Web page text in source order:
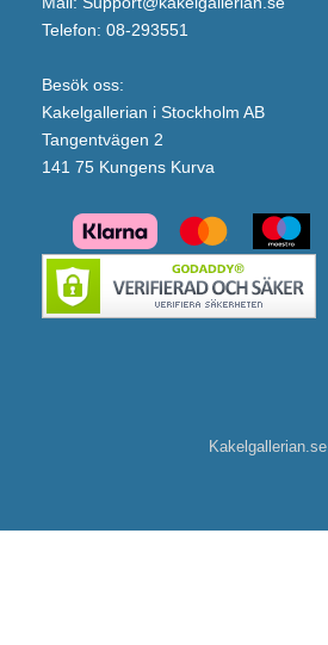
Telefon: 08-293551
Besök oss:
Kakelgallerian i Stockholm AB
Tangentvägen 2
141 75 Kungens Kurva
Kakelgallerian.se